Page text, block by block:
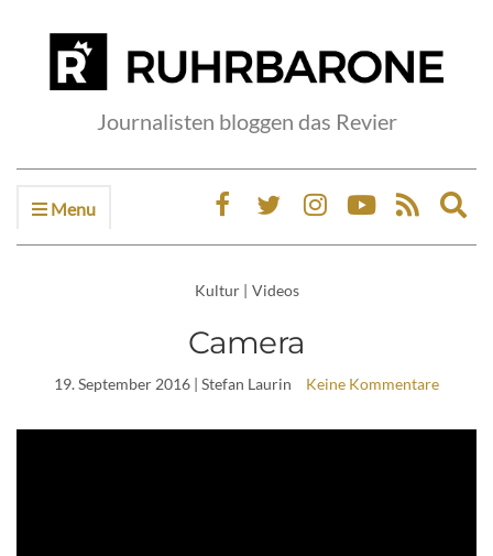
Journalisten bloggen das Revier
Menu
Kultur | Videos
Camera
19. September 2016 | Stefan Laurin Keine Kommentare